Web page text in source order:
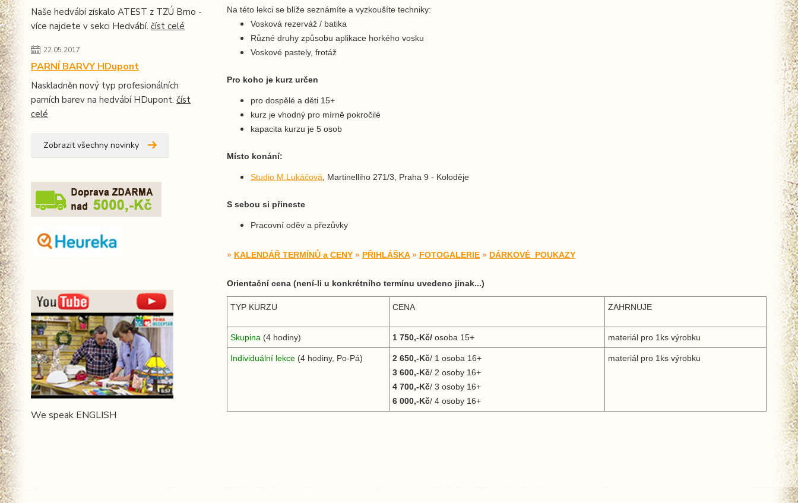
Naše hedvábí získalo ATEST z TZÚ Brno -
více najdete v sekci Hedvábí. číst celé
22.05.2017
PARNÍ BARVY HDupont
Naskladněn nový typ profesionálních
parních barev na hedvábí HDupont. číst
celé
Zobrazit všechny novinky
We speak ENGLISH
Na této lekci se blíže seznámíte a vyzkoušíte techniky:
Vosková rezerváž / batika
Různé druhy způsobu aplikace horkého vosku
Voskové pastely, frotáž
Pro koho je kurz určen
pro dospělé a děti 15+
kurz je vhodný pro mírně pokročilé
kapacita kurzu je 5 osob
Místo konání:
Studio M.Lukáčová , Martinelliho 271/3, Praha 9 - Koloděje
S sebou si přineste
Pracovní oděv a přezůvky
» KALENDÁŘ TERMÍNŮ a CENY» PŘIHLÁŠKA» FOTOGALERIE» DÁRKOVÉ POUKAZY
Orientační cena (není-li u konkrétního termínu uvedeno jinak...)
TYP KURZU CENA ZAHRNUJE
Skupina (4 hodiny) 1 750,-Kč/ osoba 15+ materiál pro 1ks výrobku
Individuální lekce (4 hodiny, Po-Pá) 2 650,-Kč/ 1 osoba 16+
3 600,-Kč/ 2 osoby 16+
4 700,-Kč/ 3 osoby 16+
6 000,-Kč/ 4 osoby 16+
materiál pro 1ks výrobku